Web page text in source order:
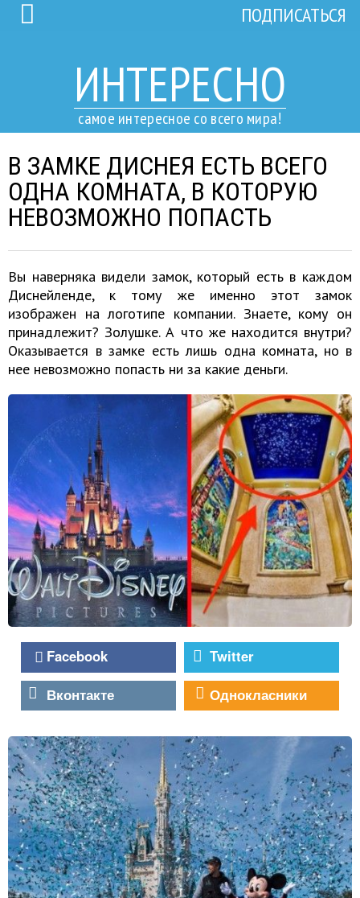
ИНТЕРЕСНО
самое интересное со всего мира!
ПОДПИСАТЬСЯ
В ЗАМКЕ ДИСНЕЯ ЕСТЬ ВСЕГО
ОДНА КОМНАТА, В КОТОРУЮ
НЕВОЗМОЖНО ПОПАСТЬ
Вы наверняка видели замок, который есть в каждом
Диснейленде, к тому же именно этот замок
изображен на логотипе компании. Знаете, кому он
принадлежит? Золушке. А что же находится внутри?
Оказывается в замке есть лишь одна комната, но в
нее невозможно попасть ни за какие деньги.
Facebook
Twitter
Вконтакте
Однокласники